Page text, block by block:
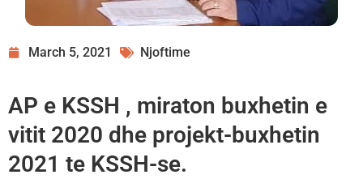
March 5, 2021 Njoftime
AP e KSSH , miraton buxhetin e
vitit 2020 dhe projekt-buxhetin
2021 te KSSH-se.